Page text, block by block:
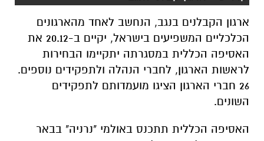
26 חברי הארגון הציגו מועמדותם לתפקידים
השונים.
האסיפה הכללית תתכנס באולמי "נרניה" בבאר
שבע ובמהלכה יתנהלו רבי שיח בנושאים שונים
בתחומי הבנייה בהשתתפותן של בעלי תפקידים
הקבלנים על שיטת העסקת העובדים הפלסטינאים,